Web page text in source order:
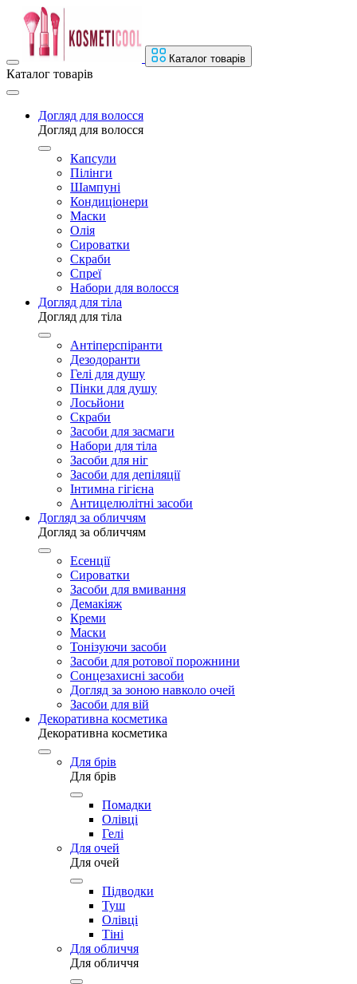
Каталог товарів
Каталог товарів
Догляд для волосся
Догляд для волосся
Капсули
Пілінги
Шампуні
Кондиціонери
Маски
Олія
Сироватки
Скраби
Спреї
Набори для волосся
Догляд для тіла
Догляд для тіла
Антіперспіранти
Дезодоранти
Гелі для душу
Пінки для душу
Лосьйони
Скраби
Засоби для засмаги
Набори для тіла
Засоби для ніг
Засоби для депіляції
Інтимна гігієна
Антицелюлітні засоби
Догляд за обличчям
Догляд за обличчям
Есенції
Сироватки
Засоби для вмивання
Демакіяж
Креми
Маски
Тонізуючи засоби
Засоби для ротової порожнини
Сонцезахисні засоби
Догляд за зоною навколо очей
Засоби для вій
Декоративна косметика
Декоративна косметика
Для брів
Для брів
Помадки
Олівці
Гелі
Для очей
Для очей
Підводки
Туш
Олівці
Тіні
Для обличчя
Для обличчя